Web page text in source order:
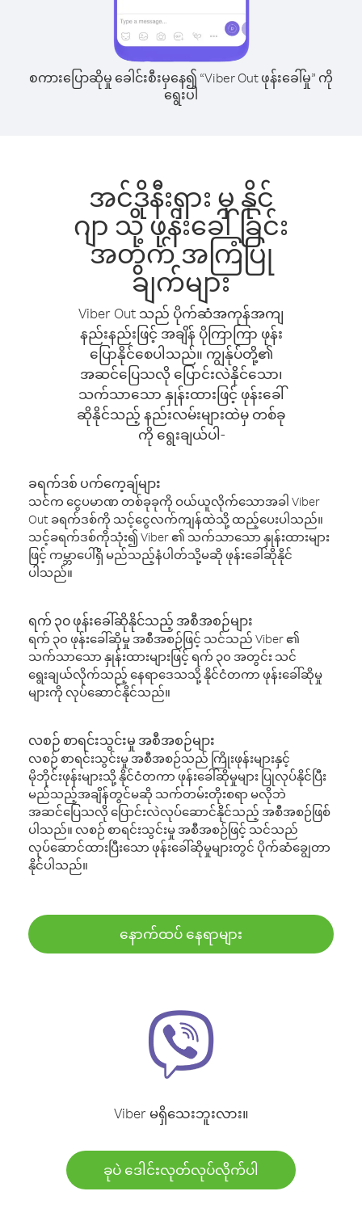
စကားပြောဆိုမှု ခေါင်းစီးမှနေ၍ “Viber Out ဖုန်းခေါ်မှု” ကို
ရွေးပါ
အင်ဒိုနီးရှား မှ နိုင်
ဂျာ သို့ ဖုန်းခေါ်ခြင်း
အတွက် အကြံပြု
ချက်များ
Viber Out သည် ပိုက်ဆံအကုန်အကျ
နည်းနည်းဖြင့် အချိန် ပိုကြာကြာ ဖုန်း
ပြောနိုင်စေပါသည်။ ကျွန်ုပ်တို့၏
အဆင်ပြေသလို ပြောင်းလဲနိုင်သော၊
သက်သာသော နှုန်းထားဖြင့် ဖုန်းခေါ်
ဆိုနိုင်သည့် နည်းလမ်းများထဲမှ တစ်ခု
ကို ရွေးချယ်ပါ-
ခရက်ဒစ် ပက်ကေ့ချ်များ
သင်က ငွေပမာဏ တစ်ခုခုကို ဝယ်ယူလိုက်သောအခါ Viber
Out ခရက်ဒစ်ကို သင့်ငွေလက်ကျန်ထဲသို့ ထည့်ပေးပါသည်။
သင့်ခရက်ဒစ်ကိုသုံး၍ Viber ၏ သက်သာသော နှုန်းထားများ
ဖြင့် ကမ္ဘာပေါ်ရှိ မည်သည့်နံပါတ်သို့မဆို ဖုန်းခေါ်ဆိုနိုင်
ပါသည်။
ရက် ၃၀ ဖုန်းခေါ်ဆိုနိုင်သည့် အစီအစဉ်များ
ရက် ၃၀ ဖုန်းခေါ်ဆိုမှု အစီအစဉ်ဖြင့် သင်သည် Viber ၏
သက်သာသော နှုန်းထားများဖြင့် ရက် ၃၀ အတွင်း သင်
ရွေးချယ်လိုက်သည့် နေရာဒေသသို့ နိုင်ငံတကာ ဖုန်းခေါ်ဆိုမှု
များကို လုပ်ဆောင်နိုင်သည်။
လစဉ် စာရင်းသွင်းမှု အစီအစဉ်များ
လစဉ် စာရင်းသွင်းမှု အစီအစဉ်သည် ကြိုးဖုန်းများနှင့်
မိုဘိုင်းဖုန်းများသို့ နိုင်ငံတကာ ဖုန်းခေါ်ဆိုမှုများ ပြုလုပ်နိုင်ပြီး
မည်သည့်အချိန်တွင်မဆို သက်တမ်းတိုးစရာ မလိုဘဲ
အဆင်ပြေသလို ပြောင်းလဲလုပ်ဆောင်နိုင်သည့် အစီအစဉ်ဖြစ်
ပါသည်။ လစဉ် စာရင်းသွင်းမှု အစီအစဉ်ဖြင့် သင်သည်
လုပ်ဆောင်ထားပြီးသော ဖုန်းခေါ်ဆိုမှုများတွင် ပိုက်ဆံချွေတာ
နိုင်ပါသည်။
နောက်ထပ် နေရာများ
Viber မရှိသေးဘူးလား။
ခုပဲ ဒေါင်းလုတ်လုပ်လိုက်ပါ